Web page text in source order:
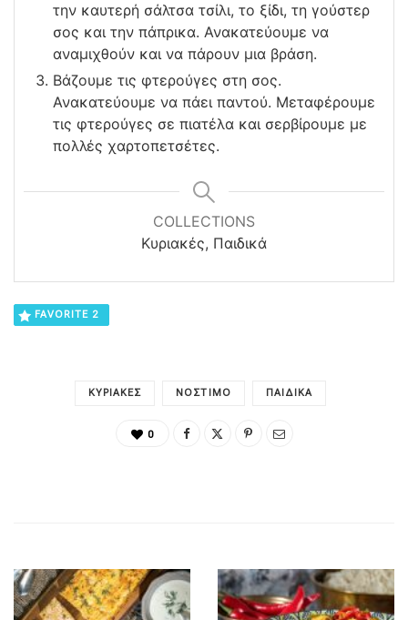
την καυτερή σάλτσα τσίλι, το ξίδι, τη γούστερ
σος και την πάπρικα. Ανακατεύουμε να
αναμιχθούν και να πάρουν μια βράση.
Βάζουμε τις φτερούγες στη σος.
Ανακατεύουμε να πάει παντού. Μεταφέρουμε
τις φτερούγες σε πιατέλα και σερβίρουμε με
πολλές χαρτοπετσέτες.
COLLECTIONS
Κυριακές, Παιδικά
FAVORITE 2
ΚΥΡΙΑΚΈΣ ΝΌΣΤΙΜΟ ΠΑΙΔΙΚΑ
0